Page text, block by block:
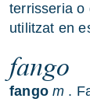
terrisseria o
utilitzat en
fango
fango m .